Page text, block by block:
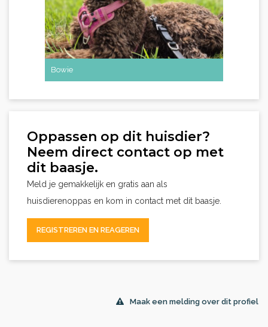
Bowie
Oppassen op dit huisdier?
Neem direct contact op met
dit baasje.
Meld je gemakkelijk en gratis aan als
huisdierenoppas en kom in contact met dit baasje.
REGISTREREN EN REAGEREN
Maak een melding over dit profiel